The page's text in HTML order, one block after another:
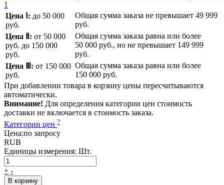
Цена Ⅰ: до 50 000
руб.
Общая сумма заказа не превышает 49 999
руб.
Цена Ⅱ: от 50 000
руб. до 150 000
руб.
Общая сумма заказа равна или более
50 000 руб., но не превышает 149 999
руб.
Цена Ⅲ: от 150 000
руб.
Общая сумма заказа равна или более
150 000 руб.
При добавлении товара в корзину цены пересчитываются
автоматически.
Внимание! Для определения категории цен стоимость
доставки не включается в стоимость заказа.
Категории цен ?
Цена:по запросу
RUB
Единицы измерения: Шт.
+ -
В корзину